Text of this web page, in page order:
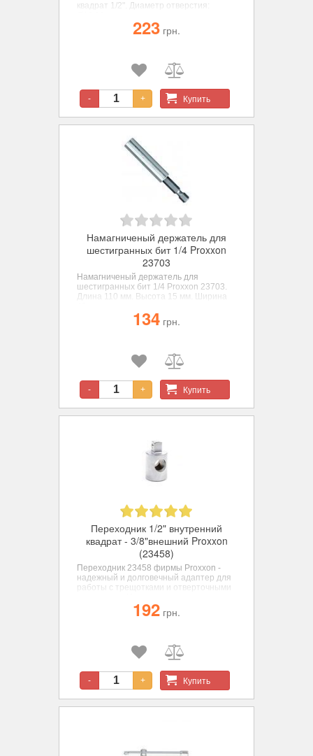
квадрат 1/2". Диаметр отверстия:
223 грн.
- + Купить
Намагниченый держатель для
шестигранных бит 1/4 Proxxon
23703
Намагниченый держатель для
шестигранных бит 1/4 Proxxon 23703.
Длина 110 мм. Высота 15 мм. Ширина
134 грн.
- + Купить
Переходник 1/2" внутренний
квадрат - 3/8"внешний Proxxon
(23458)
Переходник 23458 фирмы Proxxon -
надежный и долговечный адаптер для
работы с трещотками и отверточными
ванадиевой стали с двойным
никелированием и хромированной
192 грн.
- + Купить